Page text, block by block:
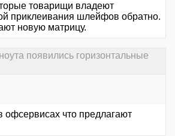
товарищи владеют
приклеивания шлейфов обратно.
новую матрицу.
появились горизонтальные
что предлагают